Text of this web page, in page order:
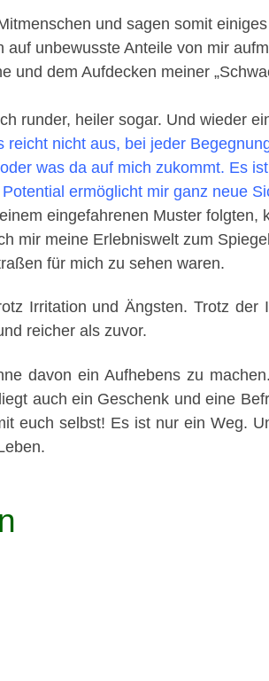
und sagen somit
unbewusste Anteile von mir
und dem Aufdecken meiner
runder, heiler sogar. Und wieder
reicht nicht aus, bei jeder
was da auf mich zukommt. Es
ermöglicht mir ganz neue
eingefahrenen Muster
mir meine Erlebniswelt zum
für mich zu sehen waren.
Irritation und Ängsten. Trotz der
reicher als zuvor.
davon ein Aufhebens zu
auch ein Geschenk und eine
euch selbst! Es ist nur ein Weg.